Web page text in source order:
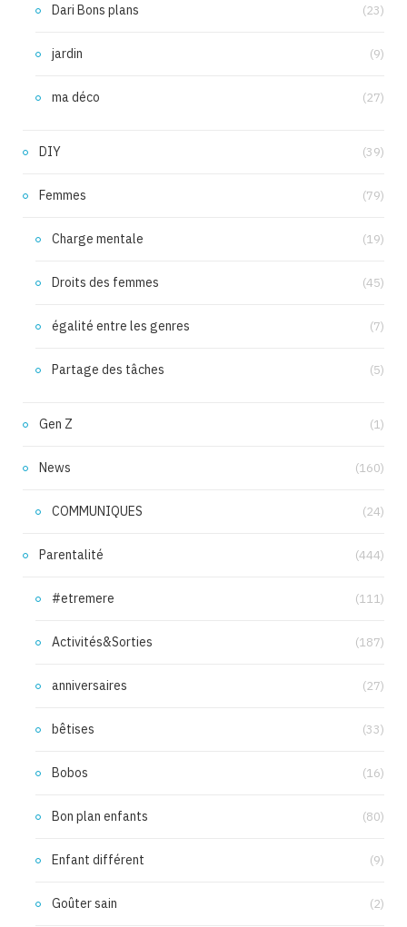
Dari Bons plans (23)
jardin (9)
ma déco (27)
DIY (39)
Femmes (79)
Charge mentale (19)
Droits des femmes (45)
égalité entre les genres (7)
Partage des tâches (5)
Gen Z (1)
News (160)
COMMUNIQUES (24)
Parentalité (444)
#etremere (111)
Activités&Sorties (187)
anniversaires (27)
bêtises (33)
Bobos (16)
Bon plan enfants (80)
Enfant différent (9)
Goûter sain (2)